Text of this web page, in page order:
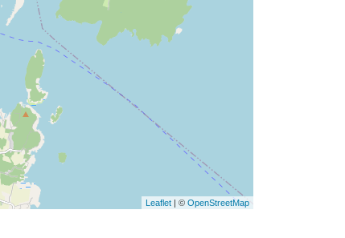
Leaflet | © OpenStreetMap